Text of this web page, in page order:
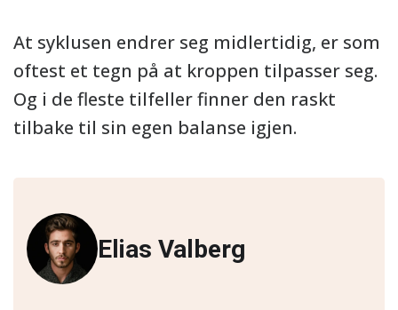
At syklusen endrer seg midlertidig, er som
oftest et tegn på at kroppen tilpasser seg.
Og i de fleste tilfeller finner den raskt
tilbake til sin egen balanse igjen.
Elias Valberg